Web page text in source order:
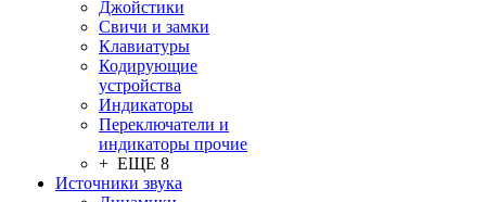
Джойстики
Свичи и замки
Клавиатуры
Кодирующие
устройства
Индикаторы
Переключатели и
индикаторы прочие
+ ЕЩЕ 8
Источники звука